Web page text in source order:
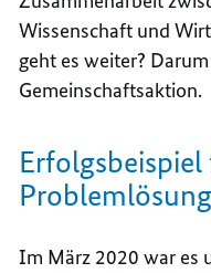
Wissenschaft und
geht es weiter?
Gemeinschaftsaktion.
Problemlösung
Im März 2020 war es